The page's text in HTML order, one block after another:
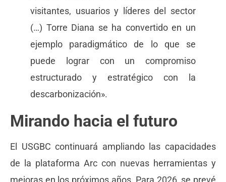
visitantes, usuarios y líderes del sector
(…) Torre Diana se ha convertido en un
ejemplo paradigmático de lo que se
puede lograr con un compromiso
estructurado y estratégico con la
descarbonización».
Mirando hacia el futuro
El USGBC continuará ampliando las capacidades
de la plataforma Arc con nuevas herramientas y